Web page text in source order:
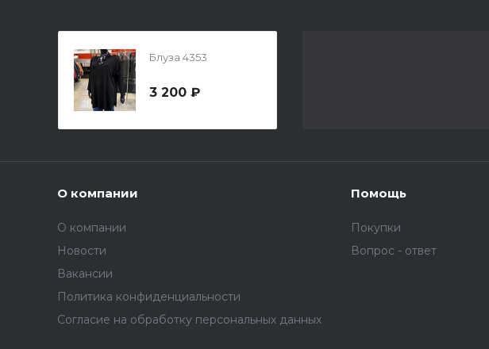
Блуза 4353
3 200 ₽
О компании
О компании
Новости
Вакансии
Политика конфиденциальности
Согласие на обработку персональных данных
Помощь
Покупки
Вопрос - ответ